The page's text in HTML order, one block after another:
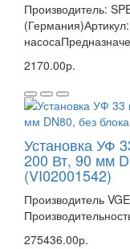
Производитель:
2170.00р.
Установка УФ
200 Вт, 90 мм
(VI02001542)
Производитель
275436.00р.